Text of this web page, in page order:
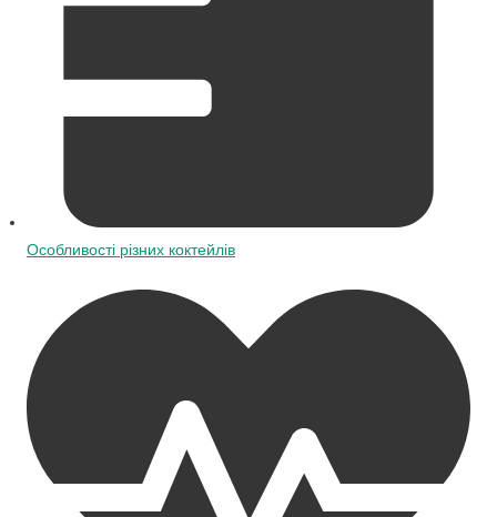
Особливості різних коктейлів